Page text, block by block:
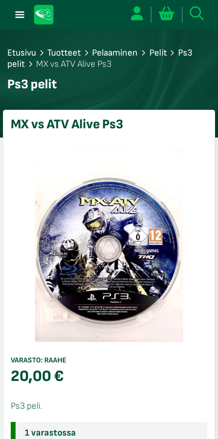
Etusivu Tuotteet Pelaaminen Pelit
Ps3
pelit
MX vs ATV Alive Ps3
Ps3 pelit
MX vs ATV Alive Ps3
VARASTO: RAAHE
20,00€
Ps3 peli.
1 varastossa
sulje
sulje